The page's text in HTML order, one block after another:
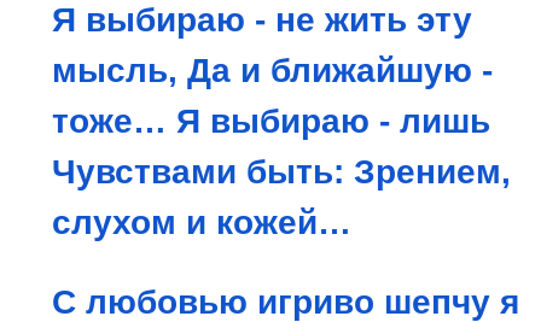
Я выбираю - не жить эту
мысль, Да и ближайшую -
тоже… Я выбираю - лишь
Чувствами быть: Зрением,
слухом и кожей…
С любовью игриво шепчу я